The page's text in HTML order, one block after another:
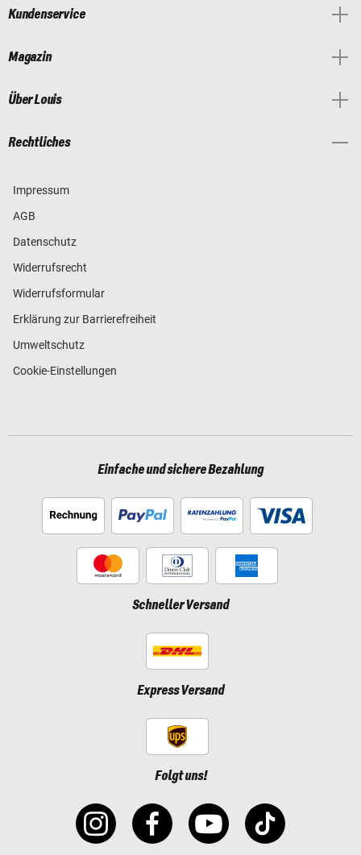
Kundenservice
Magazin
Über Louis
Rechtliches
Impressum
AGB
Datenschutz
Widerrufsrecht
Widerrufsformular
Erklärung zur Barrierefreiheit
Umweltschutz
Cookie-Einstellungen
Einfache und sichere Bezahlung
Schneller Versand
Express Versand
Folgt uns!